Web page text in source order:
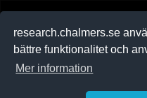
research.chalmers.se
bättre funktionalitet och
Mer information